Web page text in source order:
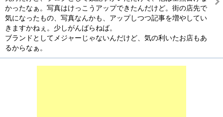
かったなぁ。写真はけっこうアップできたんだけど。街の店先で
気になったもの、写真なんかも、アップしつつ記事を増やしてい
きますかねぇ。少しがんばらねば。
ブランドとしてメジャーじゃないんだけど、気の利いたお店もあ
るからなぁ。